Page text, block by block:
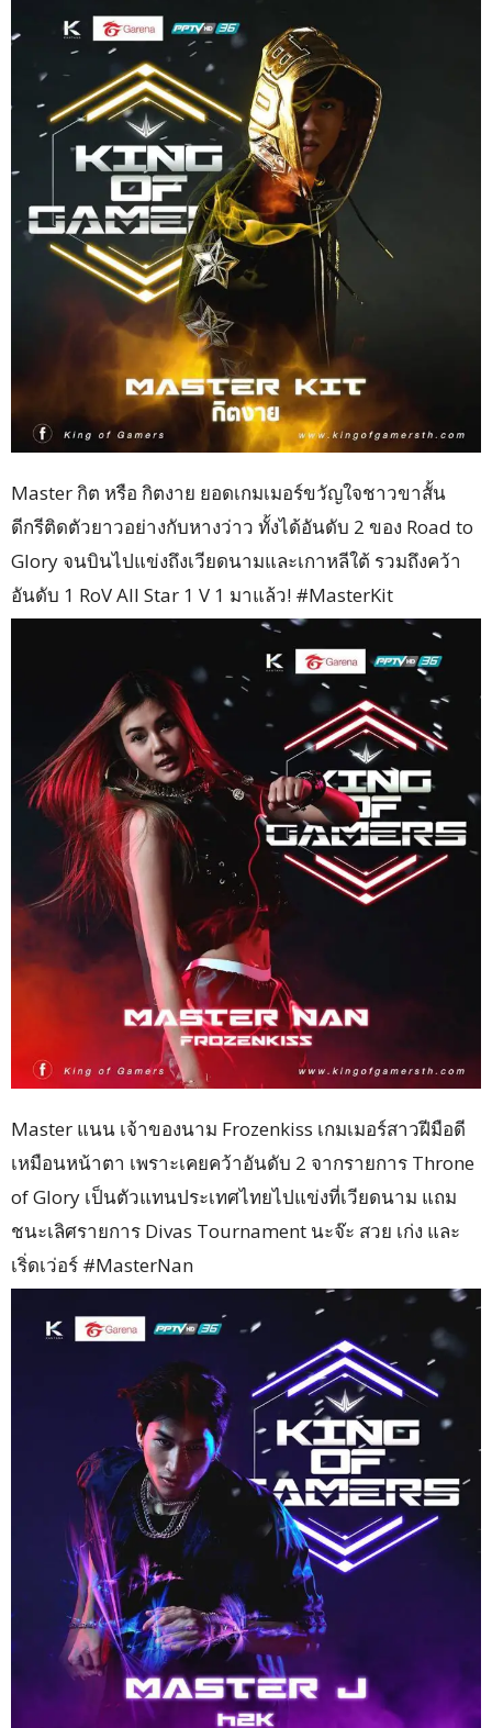
Master กิต หรือ กิตงาย ยอดเกมเมอร์ขวัญใจชาวขาสั้น
ดีกรีติดตัวยาวอย่างกับหางว่าว ทั้งได้อันดับ 2 ของ Road to
Glory จนบินไปแข่งถึงเวียดนามและเกาหลีใต้ รวมถึงคว้า
อันดับ 1 RoV All Star 1 V 1 มาแล้ว! #MasterKit
Master แนน เจ้าของนาม Frozenkiss เกมเมอร์สาวฝีมือดี
เหมือนหน้าตา เพราะเคยคว้าอันดับ 2 จากรายการ Throne
of Glory เป็นตัวแทนประเทศไทยไปแข่งที่เวียดนาม แถม
ชนะเลิศรายการ Divas Tournament นะจ๊ะ สวย เก่ง และ
เริ่ดเว่อร์ #MasterNan